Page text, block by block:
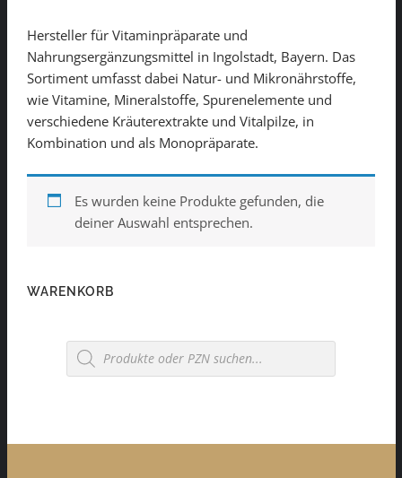
Hersteller für Vitaminpräparate und
Nahrungsergänzungsmittel in Ingolstadt, Bayern. Das
Sortiment umfasst dabei Natur- und Mikronährstoffe,
wie Vitamine, Mineralstoffe, Spurenelemente und
verschiedene Kräuterextrakte und Vitalpilze, in
Kombination und als Monopräparate.
Es wurden keine Produkte gefunden, die
deiner Auswahl entsprechen.
WARENKORB
Products
search